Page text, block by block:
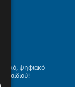
ψηφιακό
παιδιού!